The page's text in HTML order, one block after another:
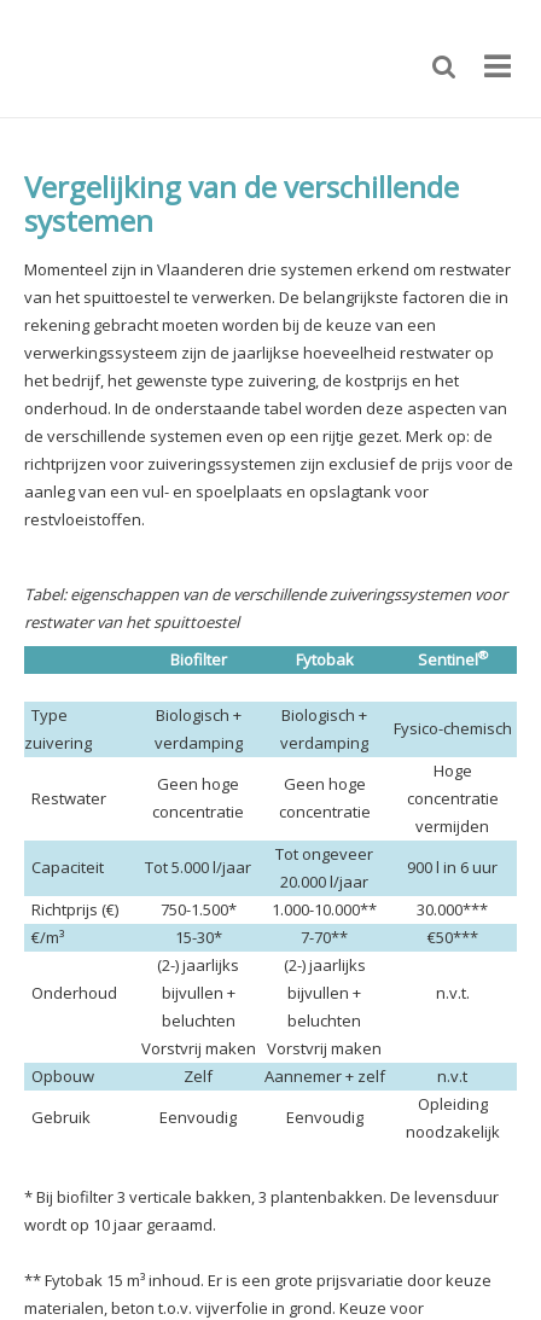
Vergelijking van de verschillende
systemen
Momenteel zijn in Vlaanderen drie systemen erkend om restwater
van het spuittoestel te verwerken. De belangrijkste factoren die in
rekening gebracht moeten worden bij de keuze van een
verwerkingssysteem zijn de jaarlijkse hoeveelheid restwater op
het bedrijf, het gewenste type zuivering, de kostprijs en het
onderhoud. In de onderstaande tabel worden deze aspecten van
de verschillende systemen even op een rijtje gezet. Merk op: de
richtprijzen voor zuiveringssystemen zijn exclusief de prijs voor de
aanleg van een vul- en spoelplaats en opslagtank voor
restvloeistoffen.
Tabel: eigenschappen van de verschillende zuiveringssystemen voor
restwater van het spuittoestel
Biofilter
Fytobak Sentinel®
Type
zuivering
Biologisch +
verdamping
Biologisch +
verdamping
Fysico-chemisch
Restwater
Geen hoge
concentratie
Geen hoge
concentratie
Hoge
concentratie
vermijden
Capaciteit
Tot 5.000 l/jaar
Tot ongeveer
20.000 l/jaar
900 l in 6 uur
Richtprijs (€)
750-1.500* 1.000-10.000**
30.000***
€/m³
15-30* 7-70** €50***
Onderhoud
(2-) jaarlijks
bijvullen +
beluchten
(2-) jaarlijks
bijvullen +
beluchten
n.v.t.
Vorstvrij maken Vorstvrij maken
Opbouw
Zelf Aannemer + zelf
n.v.t
Gebruik
Eenvoudig Eenvoudig
Opleiding
noodzakelijk
* Bij biofilter 3 verticale bakken, 3 plantenbakken. De levensduur
wordt op 10 jaar geraamd.
** Fytobak 15 m³ inhoud. Er is een grote prijsvariatie door keuze
materialen, beton t.o.v. vijverfolie in grond. Keuze voor